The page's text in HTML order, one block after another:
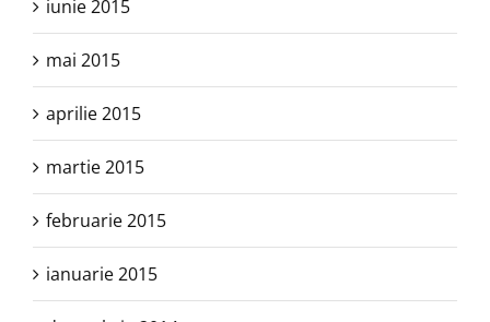
iunie 2015
mai 2015
aprilie 2015
martie 2015
februarie 2015
ianuarie 2015